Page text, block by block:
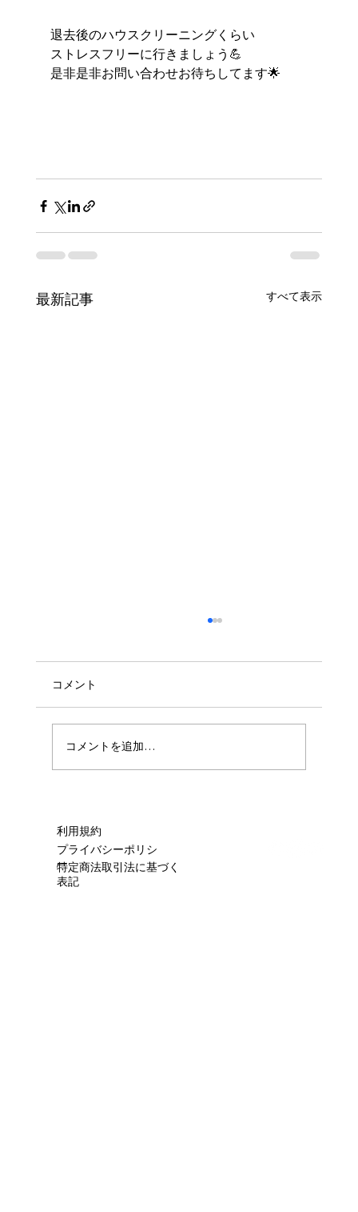
退去後のハウスクリーニングくらい
ストレスフリーに行きましょう💪
是非是非お問い合わせお待ちしてます🌟
最新記事 すべて表示
🧼ハウスクリーニング🧼
コメント
コメントを追加…
利用規約
プライバシーポリシ
ー
特定商法取引法に基づく
表記